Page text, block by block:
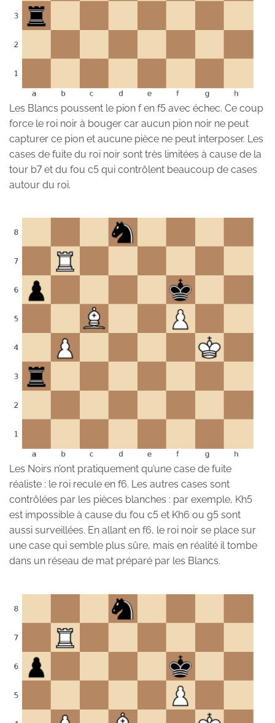
Les Blancs poussent le pion f en f5 avec échec. Ce coup
force le roi noir à bouger car aucun pion noir ne peut
capturer ce pion et aucune pièce ne peut interposer. Les
cases de fuite du roi noir sont très limitées à cause de la
tour b7 et du fou c5 qui contrôlent beaucoup de cases
autour du roi.
Les Noirs n’ont pratiquement qu’une case de fuite
réaliste : le roi recule en f6. Les autres cases sont
contrôlées par les pièces blanches : par exemple, Kh5
est impossible à cause du fou c5 et Kh6 ou g5 sont
aussi surveillées. En allant en f6, le roi noir se place sur
une case qui semble plus sûre, mais en réalité il tombe
dans un réseau de mat préparé par les Blancs.